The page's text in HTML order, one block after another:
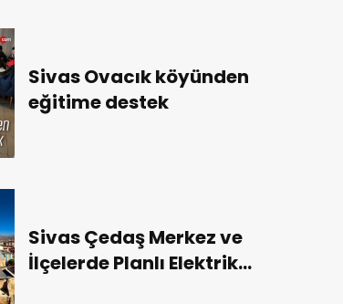
Sivas Ovacık köyünden
eğitime destek
Sivas Çedaş Merkez ve
İlçelerde Planlı Elektrik